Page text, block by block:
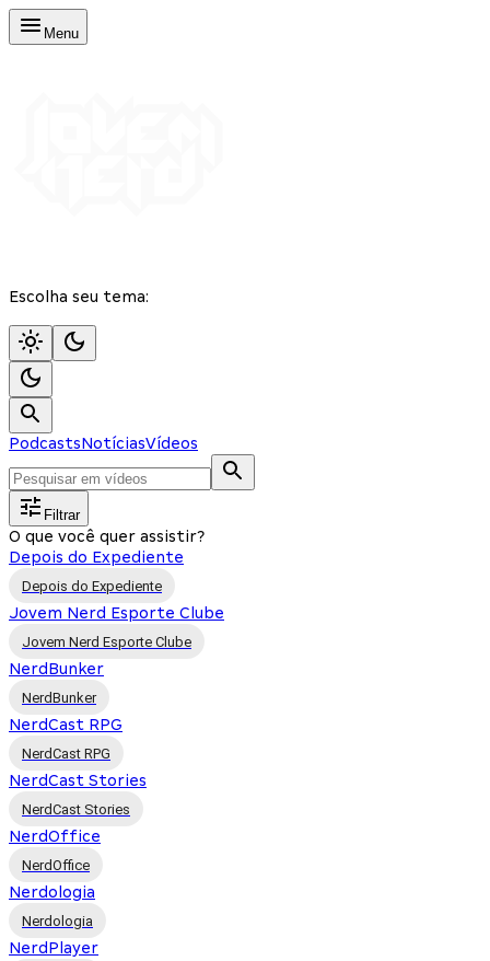
Menu
Escolha seu tema:
PodcastsNotíciasVídeos
Filtrar
O que você quer assistir?
Depois do Expediente
Depois do Expediente
Jovem Nerd Esporte Clube
Jovem Nerd Esporte Clube
NerdBunker
NerdBunker
NerdCast RPG
NerdCast RPG
NerdCast Stories
NerdCast Stories
NerdOffice
NerdOffice
Nerdologia
Nerdologia
NerdPlayer